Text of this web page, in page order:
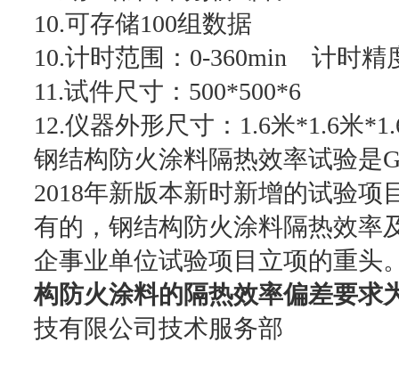
10.可存储100组数据
10.计时范围：0-360min 计时精
11.试件尺寸：500*500*6
12.仪器外形尺寸：1.6米*1.6米
钢结构防火涂料隔热效率试验是
2018年新版本新时新增的试验项
有的，钢结构防火涂料隔热效率
企事业单位试验项目立项的重头
构防火涂料的隔热效率偏差要求
技有限公司技术服务部